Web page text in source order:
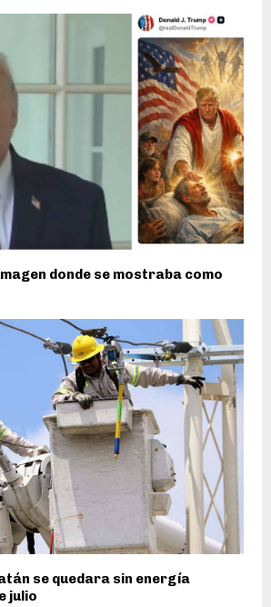
donde se mostraba como
se quedara sin energía
julio